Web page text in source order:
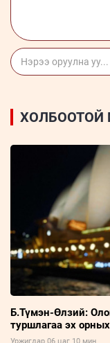
ХОЛБООТОЙ
Б.Түмэн-Өлзий:
туршлагаа эх
Уржигдар 06 цаг 10 мин